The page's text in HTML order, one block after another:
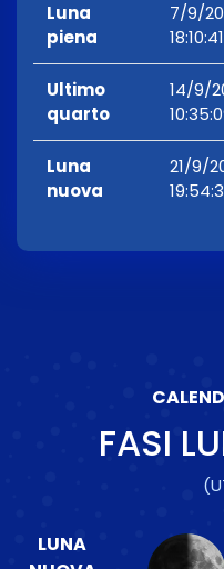
Luna
piena
7/9/
18:10:41
Ultimo
quarto
14/9/
Luna
nuova
21/9/
FASI
LUNA